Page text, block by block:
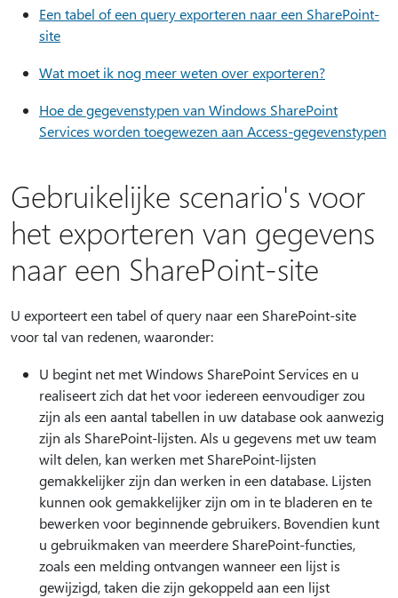
Een tabel of een query exporteren naar een SharePoint-
site
Wat moet ik nog meer weten over exporteren?
Hoe de gegevenstypen van Windows SharePoint
Services worden toegewezen aan Access-gegevenstypen
Gebruikelijke scenario's voor
het exporteren van gegevens
naar een SharePoint-site
U exporteert een tabel of query naar een SharePoint-site
voor tal van redenen, waaronder:
U begint net met Windows SharePoint Services en u
realiseert zich dat het voor iedereen eenvoudiger zou
zijn als een aantal tabellen in uw database ook aanwezig
zijn als SharePoint-lijsten. Als u gegevens met uw team
wilt delen, kan werken met SharePoint-lijsten
gemakkelijker zijn dan werken in een database. Lijsten
kunnen ook gemakkelijker zijn om in te bladeren en te
bewerken voor beginnende gebruikers. Bovendien kunt
u gebruikmaken van meerdere SharePoint-functies,
zoals een melding ontvangen wanneer een lijst is
gewijzigd, taken die zijn gekoppeld aan een lijst